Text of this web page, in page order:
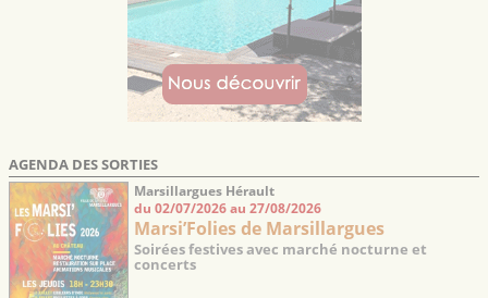
AGENDA DES SORTIES
Marsillargues Hérault
du 02/07/2026 au 27/08/2026
Marsi’Folies de Marsillargues
Soirées festives avec marché nocturne et
concerts